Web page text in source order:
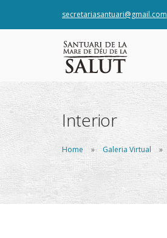
secretariasantuari@gmail.com
Interior
Home Galeria Virtual